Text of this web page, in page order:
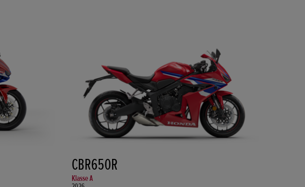
CBR650R
Klasse A